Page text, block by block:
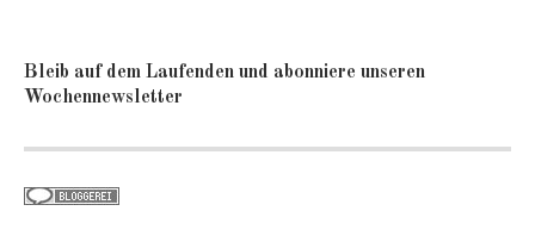
Bleib auf dem Laufenden und abonniere unseren
Wochennewsletter